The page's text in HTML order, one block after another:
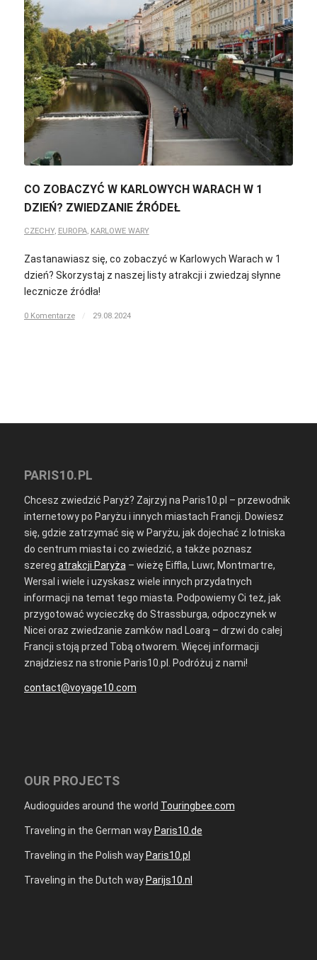
CO ZOBACZYĆ W KARLOWYCH WARACH W 1
DZIEŃ? ZWIEDZANIE ŹRÓDEŁ
CZECHY, EUROPA, KARLOWE WARY
Zastanawiasz się, co zobaczyć w Karlowych Warach w 1
dzień? Skorzystaj z naszej listy atrakcji i zwiedzaj słynne
lecznicze źródła!
0 Komentarze / 29.08.2024
PARIS10.PL
Chcesz zwiedzić Paryż? Zajrzyj na Paris10.pl – przewodnik
internetowy po Paryżu i innych miastach Francji. Dowiesz
się, gdzie zatrzymać się w Paryżu, jak dojechać z lotniska
do centrum miasta i co zwiedzić, a także poznasz
szereg atrakcji Paryża– wieżę Eiffla, Luwr, Montmartre,
Wersal i wiele i uzyskasz wiele innych przydatnych
informacji na temat tego miasta. Podpowiemy Ci też, jak
przygotować wycieczkę do Strassburga, odpoczynek w
Nicei oraz zwiedzanie zamków nad Loarą – drzwi do całej
Francji stoją przed Tobą otworem. Więcej informacji
znajdziesz na stronie Paris10.pl. Podróżuj z nami!
contact@voyage10.com
OUR PROJECTS
Audioguides around the world Touringbee.com
Traveling in the German way Paris10.de
Traveling in the Polish way Paris10.pl
Traveling in the Dutch way Parijs10.nl